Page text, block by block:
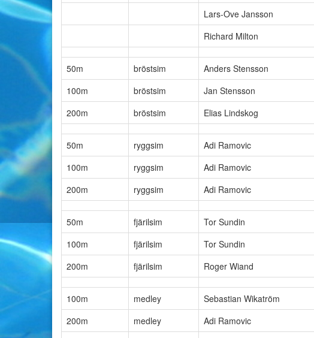
Lars-Ove Jansson
Richard Milton
50m bröstsim Anders Stensson
100m
bröstsim Jan Stensson
200m
bröstsim Elias Lindskog
50m ryggsim Adi Ramovic
100m
ryggsim Adi Ramovic
200m
ryggsim Adi Ramovic
50m fjärilsim Tor Sundin
100m
fjärilsim Tor Sundin
200m
fjärilsim Roger Wiand
100m medley Sebastian Wikatröm
200m
medley Adi Ramovic